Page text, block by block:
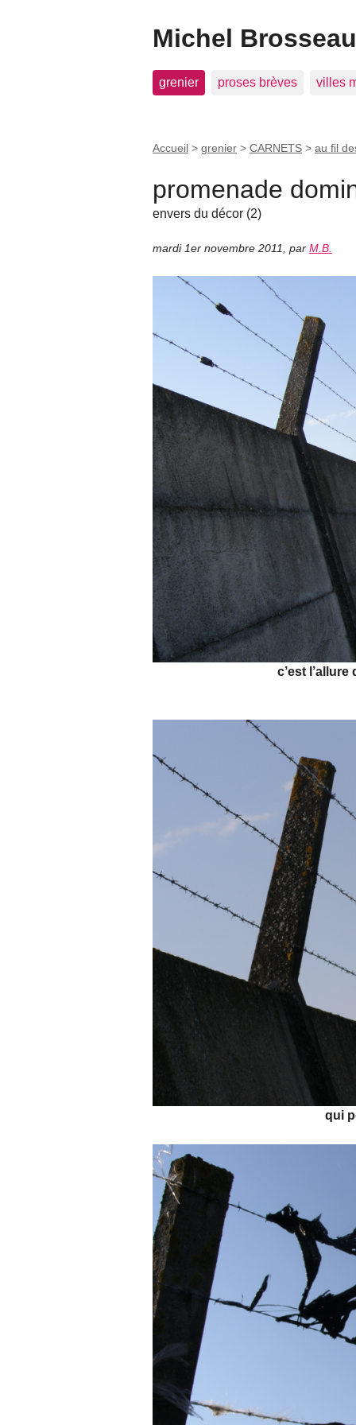
Michel
grenier proses brèves villes
Accueil > grenier > CARNETS > au fil
promenade
envers du décor (2)
mardi 1er novembre 2011 par M.B.
c’est
qui